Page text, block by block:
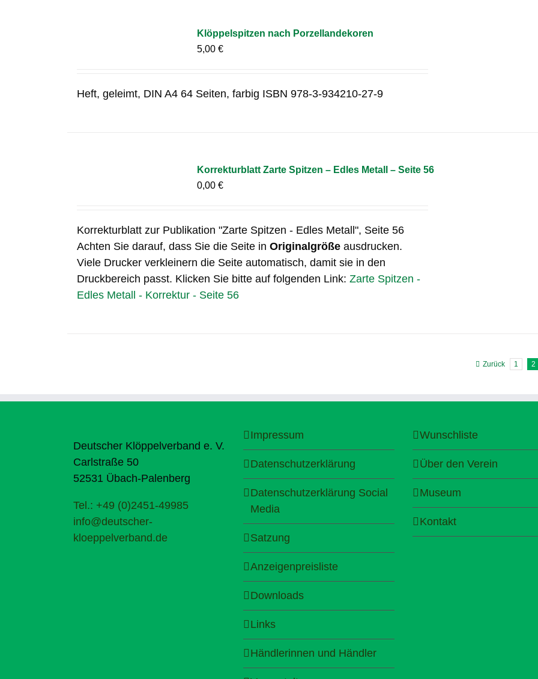
Klöppelspitzen nach Porzellandekoren
5,00€
Heft, geleimt, DIN A4 64 Seiten, farbig ISBN 978-3-934210-27-9
Korrekturblatt Zarte Spitzen – Edles Metall – Seite 56
0,00€
Korrekturblatt zur Publikation "Zarte Spitzen - Edles Metall", Seite 56
Achten Sie darauf, dass Sie die Seite inOriginalgröße ausdrucken.
Viele Drucker verkleinern die Seite automatisch, damit sie in den
Druckbereich passt. Klicken Sie bitte auf folgenden Link:Zarte Spitzen -
Edles Metall - Korrektur - Seite 56
Zurück 1 2
Deutscher Klöppelverband e. V.
Carlstraße 50
52531 Übach-Palenberg
Tel.: +49 (0)2451-49985
info@deutscher-
kloeppelverband.de
Impressum
Datenschutzerklärung
Datenschutzerklärung Social
Media
Satzung
Anzeigenpreisliste
Downloads
Links
Händlerinnen und Händler
Wunschliste
Über den Verein
Museum
Kontakt